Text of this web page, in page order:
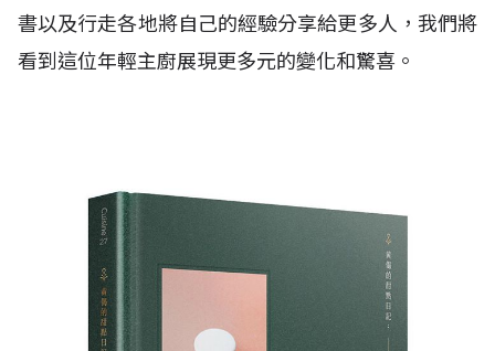
書以及行走各地將自己的經驗分享給更多人，我們將
看到這位年輕主廚展現更多元的變化和驚喜。